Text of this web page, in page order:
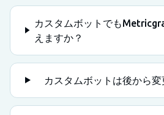
カスタムボットでも
えますか？
カスタムボットは後から変